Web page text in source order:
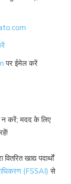
पर ईमेल करें
न करें; मदद के लिए
खाद्य पदार्थों
(FSSAI) से